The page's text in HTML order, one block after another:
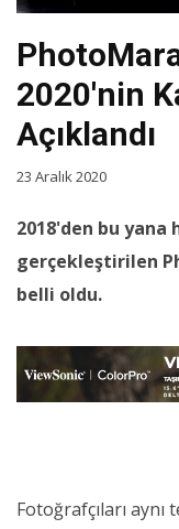
2020'nin
Açıklandı
23 Aralık 2020
2018'den bu yana
gerçekleştirilen
belli oldu.
Fotoğrafçıları